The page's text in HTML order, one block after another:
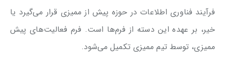
فرآیند فناوری اطلاعات در حوزه پیش از ممیزی قرار می‌گیرد یا
خیر، بر عهده این دسته از فرم‌ها است. فرم فعالیت‌های پیش
ممیزی، توسط تیم ممیزی تکمیل می‌شود.